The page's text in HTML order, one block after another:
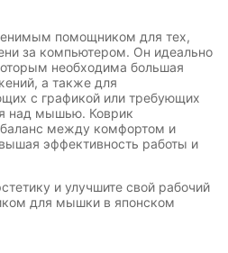
помощником для тех,
за компьютером. Он идеально
необходима большая
а также для
с графикой или требующих
над мышью. Коврик
между комфортом и
эффективность работы и
и улучшите свой рабочий
для мышки в японском
Hot Wheels